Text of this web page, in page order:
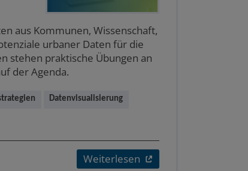
aus Kommunen, Wissenschaft,
urbaner Daten für die
stehen praktische Übungen an
der Agenda.
Datenvisualisierung
Weiterlesen